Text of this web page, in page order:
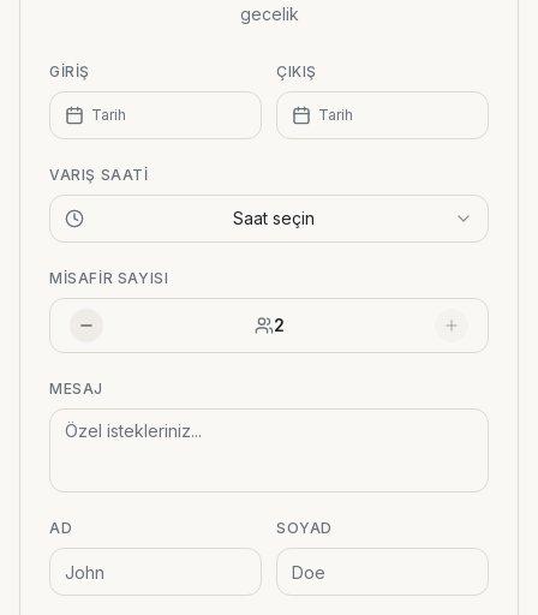
gecelik
GIRIŞ
Tarih
ÇIKIŞ
Tarih
VARIŞ SAATI
Saat seçin
MISAFIR SAYISI
2
MESAJ
AD SOYAD